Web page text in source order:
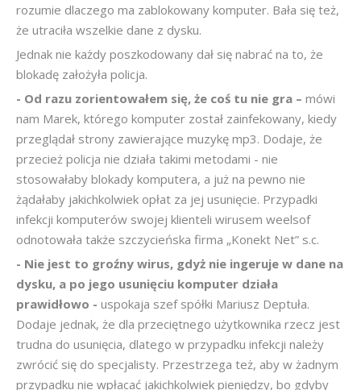
rozumie dlaczego ma zablokowany komputer. Bała się też,
że utraciła wszelkie dane z dysku.
Jednak nie każdy poszkodowany dał się nabrać na to, że
blokadę założyła policja.
- Od razu zorientowałem się, że coś tu nie gra – mówi
nam Marek, którego komputer został zainfekowany, kiedy
przeglądał strony zawierające muzykę mp3. Dodaje, że
przecież policja nie działa takimi metodami - nie
stosowałaby blokady komputera, a już na pewno nie
żądałaby jakichkolwiek opłat za jej usunięcie. Przypadki
infekcji komputerów swojej klienteli wirusem weelsof
odnotowała także szczycieńska firma „Konekt Net” s.c.
- Nie jest to groźny wirus, gdyż nie ingeruje w dane na
dysku, a po jego usunięciu komputer działa
prawidłowo - uspokaja szef spółki Mariusz Deptuła.
Dodaje jednak, że dla przeciętnego użytkownika rzecz jest
trudna do usunięcia, dlatego w przypadku infekcji należy
zwrócić się do specjalisty. Przestrzega też, aby w żadnym
przypadku nie wpłacać jakichkolwiek pieniędzy, bo gdyby